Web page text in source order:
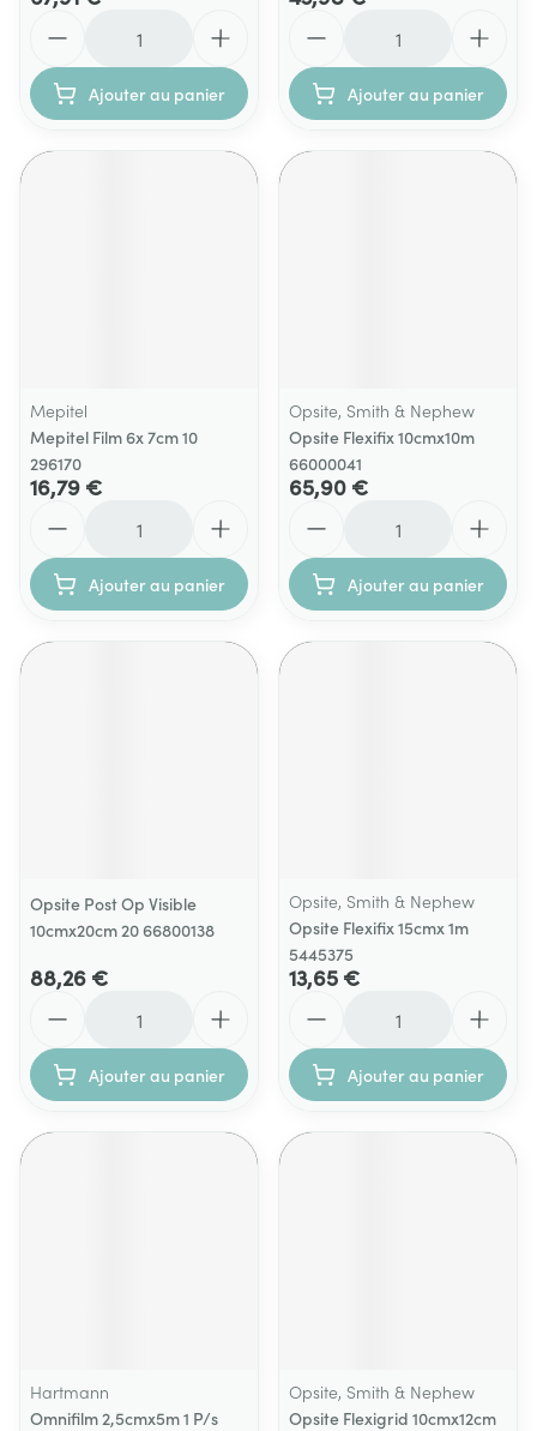
Ajouter au panier Ajouter au panier
Mepitel
Mepitel Film 6x 7cm 10
296170
16,79 €
Ajouter au panier
Opsite, Smith & Nephew
Opsite Flexifix 10cmx10m
66000041
65,90 €
Ajouter au panier
Opsite Post Op Visible
10cmx20cm 20 66800138
88,26 €
Ajouter au panier
Opsite, Smith & Nephew
Opsite Flexifix 15cmx 1m
5445375
13,65 €
Ajouter au panier
Hartmann
Omnifilm 2,5cmx5m 1 P/s
Opsite, Smith & Nephew
Opsite Flexigrid 10cmx12cm